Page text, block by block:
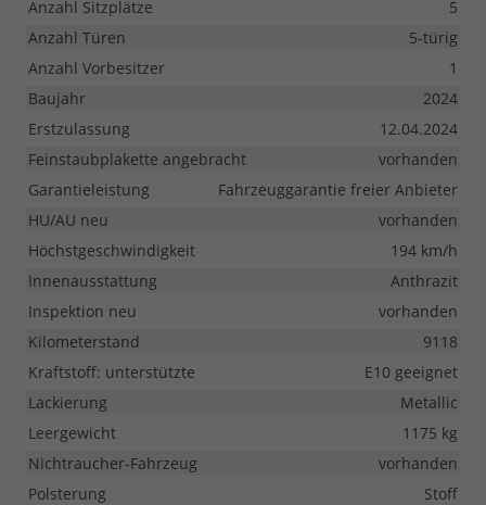
Anzahl Sitzplätze
5
Anzahl Türen
5-türig
Anzahl Vorbesitzer
1
Baujahr
2024
Erstzulassung
12.04.2024
Feinstaubplakette angebracht
vorhanden
Garantieleistung
Fahrzeuggarantie freier Anbieter
HU/AU neu
vorhanden
Höchstgeschwindigkeit
194 km/h
Innenausstattung
Anthrazit
Inspektion neu
vorhanden
Kilometerstand
9118
Kraftstoff: unterstützte
E10 geeignet
Lackierung
Metallic
Leergewicht
1175 kg
Nichtraucher-Fahrzeug
vorhanden
Polsterung
Stoff